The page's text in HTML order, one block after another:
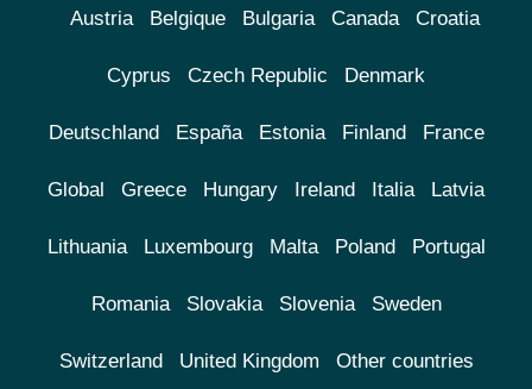
Austria Belgique Bulgaria Canada Croatia
Cyprus Czech Republic Denmark
Deutschland España Estonia Finland France
Global Greece Hungary Ireland Italia Latvia
Lithuania Luxembourg Malta Poland Portugal
Romania Slovakia Slovenia Sweden
Switzerland United Kingdom Other countries